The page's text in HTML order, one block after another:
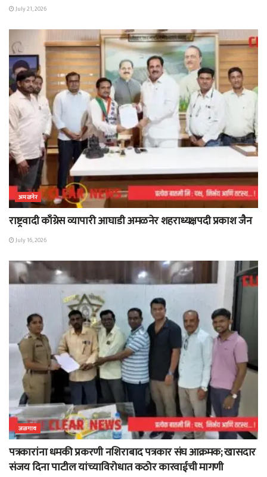
July 21, 2026
अमळनेर
राष्ट्रवादी काँग्रेस व्यापारी आघाडी अमळनेर शहराध्यक्षपदी प्रकाश जैन
July 16, 2026
जळगाव
पत्रकारांना धमकी प्रकरणी नशिराबाद पत्रकार संघ आक्रमक; खासदार
संजय दिना पाटील यांच्याविरोधात कठोर कारवाईची मागणी